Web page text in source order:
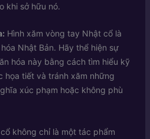
khi sở hữu nó.
Hình xăm vòng tay Nhật cổ là
Nhật Bản. Hãy thể hiện sự
hóa này bằng cách tìm hiểu kỹ
họa tiết và tránh xăm những
xúc phạm hoặc không phù
không chỉ là một tác phẩm